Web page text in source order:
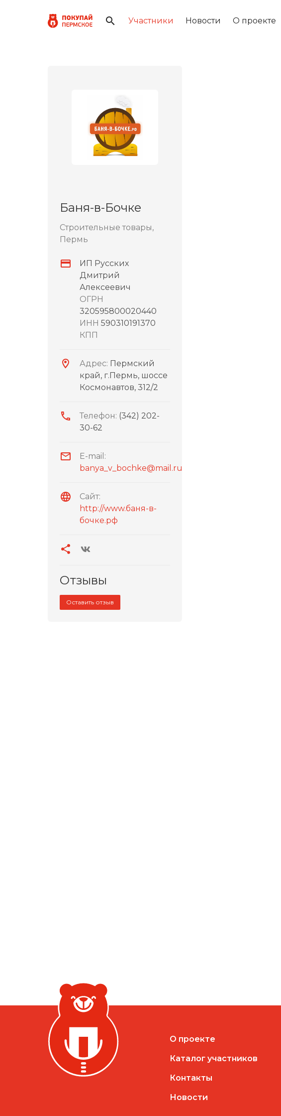
Участники Новости О проекте
Баня-в-Бочке
Строительные товары,
Пермь
ИП Русских
Дмитрий
Алексеевич
ОГРН
320595800020440
ИНН 590310191370
КПП
Адрес: Пермский
край, г.Пермь, шоссе
Космонавтов, 312/2
Телефон: (342) 202-
30-62
E-mail:
banya_v_bochke@mail.ru
Сайт:
http://www.баня-в-
бочке.рф
Отзывы
Оставить отзыв
О проекте
Каталог участников
Контакты
Новости